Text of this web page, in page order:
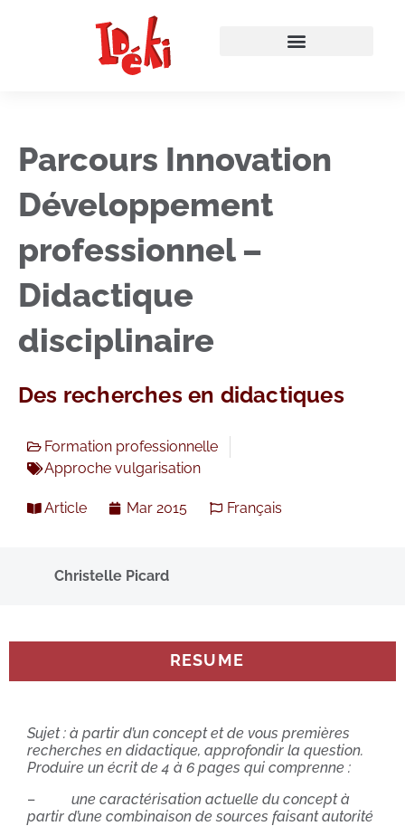
Parcours Innovation
Développement
professionnel –
Didactique
disciplinaire
Des recherches en didactiques
Formation professionnelle
Approche vulgarisation
Article Mar 2015 Français
Christelle Picard
RESUME
Sujet : à partir d’un concept et de vous premières
recherches en didactique, approfondir la question.
Produire un écrit de 4 à 6 pages qui comprenne :
– une caractérisation actuelle du concept à
partir d’une combinaison de sources faisant autorité